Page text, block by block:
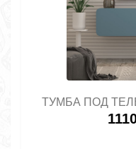
ТУМБА ПОД